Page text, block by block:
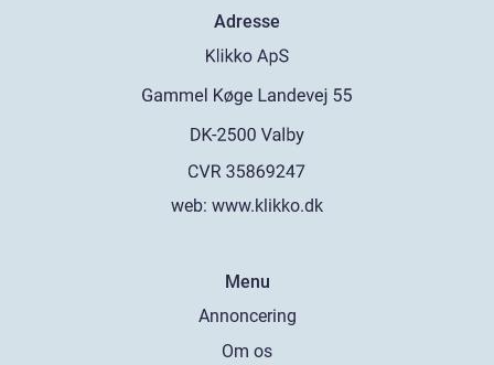
Adresse
web: www.klikko.dk
Menu
Annoncering
Om os